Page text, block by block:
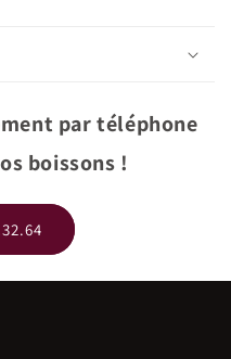
par téléphone
boissons !